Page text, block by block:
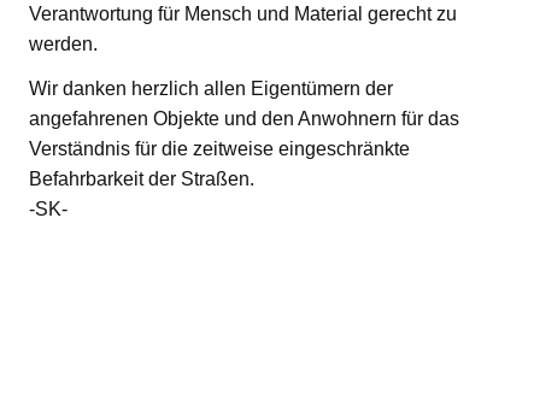
Verantwortung für Mensch und Material gerecht zu
werden.
Wir danken herzlich allen Eigentümern der
angefahrenen Objekte und den Anwohnern für das
Verständnis für die zeitweise eingeschränkte
Befahrbarkeit der Straßen.
-SK-